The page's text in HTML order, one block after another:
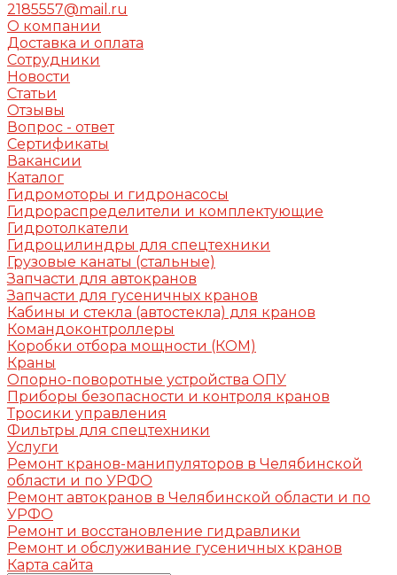
2185557@mail.ru
О компании
Доставка и оплата
Сотрудники
Новости
Статьи
Отзывы
Вопрос - ответ
Сертификаты
Вакансии
Каталог
Гидромоторы и гидронасосы
Гидрораспределители и комплектующие
Гидротолкатели
Гидроцилиндры для спецтехники
Грузовые канаты (стальные)
Запчасти для автокранов
Запчасти для гусеничных кранов
Кабины и стекла (автостекла) для кранов
Командоконтроллеры
Коробки отбора мощности (КОМ)
Краны
Опорно-поворотные устройства ОПУ
Приборы безопасности и контроля кранов
Тросики управления
Фильтры для спецтехники
Услуги
Ремонт кранов-манипуляторов в Челябинской
области и по УРФО
Ремонт автокранов в Челябинской области и по
УРФО
Ремонт и восстановление гидравлики
Ремонт и обслуживание гусеничных кранов
Карта сайта